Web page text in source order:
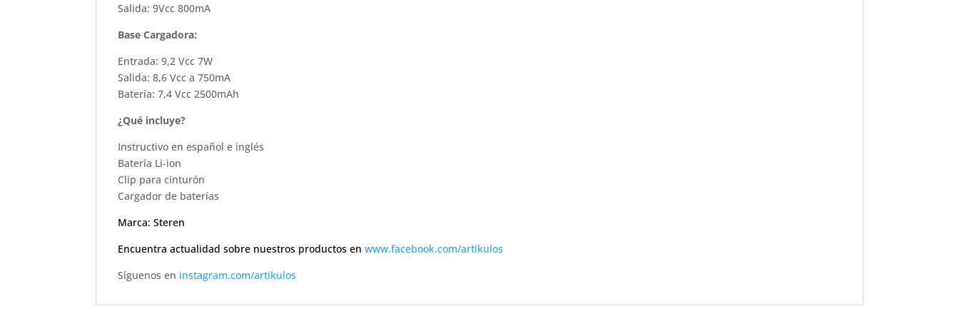
Salida: 9Vcc 800mA
Base Cargadora:
Entrada: 9,2 Vcc 7W
Salida: 8,6 Vcc a 750mA
Batería: 7,4 Vcc 2500mAh
¿Qué incluye?
Instructivo en español e inglés
Batería Li-ion
Clip para cinturón
Cargador de baterías
Marca: Steren
Encuentra actualidad sobre nuestros productos en www.facebook.com/artikulos
Síguenos en instagram.com/artikulos